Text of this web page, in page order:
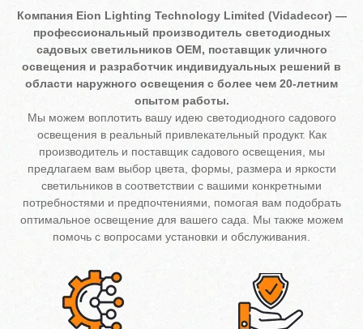
Компания Eion Lighting Technology Limited (Vidadecor) —
профессиональный производитель светодиодных
садовых светильников OEM, поставщик уличного
освещения и разработчик индивидуальных решений в
области наружного освещения с более чем 20-летним
опытом работы.
Мы можем воплотить вашу идею светодиодного садового
освещения в реальный привлекательный продукт. Как
производитель и поставщик садового освещения, мы
предлагаем вам выбор цвета, формы, размера и яркости
светильников в соответствии с вашими конкретными
потребностями и предпочтениями, помогая вам подобрать
оптимальное освещение для вашего сада. Мы также можем
помочь с вопросами установки и обслуживания.